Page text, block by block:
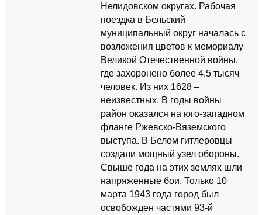
Нелидовском округах. Рабочая
поездка в Бельский
муниципальный округ началась с
возложения цветов к мемориалу
Великой Отечественной войны,
где захоронено более 4,5 тысяч
человек. Из них 1628 –
неизвестных. В годы войны
район оказался на юго-западном
фланге Ржевско-Вяземского
выступа. В Белом гитлеровцы
создали мощный узел обороны.
Свыше года на этих землях шли
напряженные бои. Только 10
марта 1943 года город был
освобожден частями 93-й